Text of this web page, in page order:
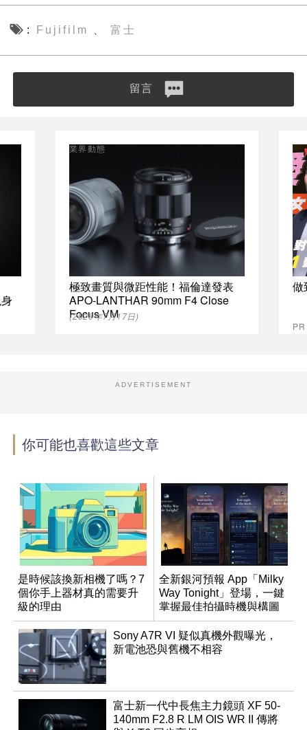
Fujifilm 富士
留言
極致畫質與微距性能！福倫達發表
APO-LANTHAR 90mm F4 Close
Focus VM
業界動態
(2026年7月17日)
做
ADVERTISEMENT
你可能也喜歡這些文章
是時候該換新相機了嗎？7
個你手上器材真的需要升
級的理由
全新銀河預報 App「Milky
Way Tonight」登場，一鍵
掌握最佳拍攝時機與構圖
Sony A7R VI 疑似真機外觀曝光，
新電池恐與舊機不相容
富士新一代中長焦主力鏡頭 XF 50-
140mm F2.8 R LM OIS WR II 傳將